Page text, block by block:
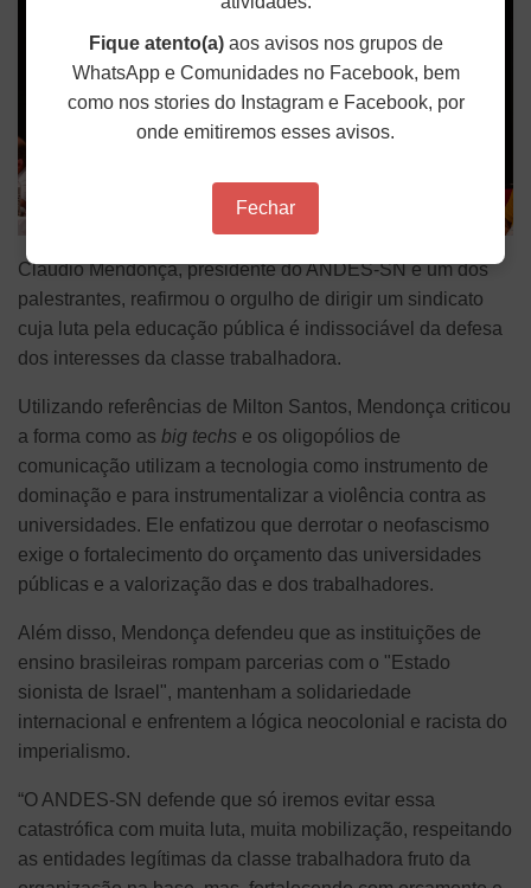
Cláudio Mendonça, presidente do ANDES-SN e um dos
palestrantes, reafirmou o orgulho de dirigir um sindicato
cuja luta pela educação pública é indissociável da defesa
dos interesses da classe trabalhadora.
Utilizando referências de Milton Santos, Mendonça criticou
a forma como as big techs e os oligopólios de
comunicação utilizam a tecnologia como instrumento de
dominação e para instrumentalizar a violência contra as
universidades. Ele enfatizou que derrotar o neofascismo
exige o fortalecimento do orçamento das universidades
públicas e a valorização das e dos trabalhadores.
Além disso, Mendonça defendeu que as instituições de
ensino brasileiras rompam parcerias com o "Estado
sionista de Israel", mantenham a solidariedade
internacional e enfrentem a lógica neocolonial e racista do
imperialismo.
“O ANDES-SN defende que só iremos evitar essa
catastrófica com muita luta, muita mobilização, respeitando
as entidades legítimas da classe trabalhadora fruto da
Fique atento(a)aos avisos nos grupos de
WhatsApp e Comunidades no Facebook, bem
como nos stories do Instagram e Facebook, por
onde emitiremos esses avisos.
Fechar